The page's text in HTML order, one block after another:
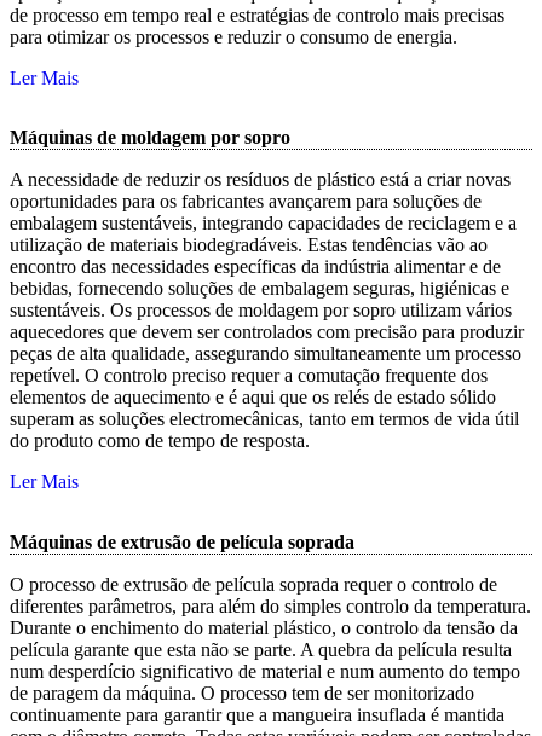
de processo em tempo real e estratégias de controlo mais precisas
para otimizar os processos e reduzir o consumo de energia.
Ler Mais
Máquinas de moldagem por sopro
A necessidade de reduzir os resíduos de plástico está a criar novas
oportunidades para os fabricantes avançarem para soluções de
embalagem sustentáveis, integrando capacidades de reciclagem e a
utilização de materiais biodegradáveis. Estas tendências vão ao
encontro das necessidades específicas da indústria alimentar e de
bebidas, fornecendo soluções de embalagem seguras, higiénicas e
sustentáveis. Os processos de moldagem por sopro utilizam vários
aquecedores que devem ser controlados com precisão para produzir
peças de alta qualidade, assegurando simultaneamente um processo
repetível. O controlo preciso requer a comutação frequente dos
elementos de aquecimento e é aqui que os relés de estado sólido
superam as soluções electromecânicas, tanto em termos de vida útil
do produto como de tempo de resposta.
Ler Mais
Máquinas de extrusão de película soprada
O processo de extrusão de película soprada requer o controlo de
diferentes parâmetros, para além do simples controlo da temperatura.
Durante o enchimento do material plástico, o controlo da tensão da
película garante que esta não se parte. A quebra da película resulta
num desperdício significativo de material e num aumento do tempo
de paragem da máquina. O processo tem de ser monitorizado
continuamente para garantir que a mangueira insuflada é mantida